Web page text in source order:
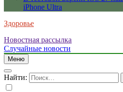
iPhone Ultra
Здоровье
Новостная рассылка
Случайные новости
Меню
Найти: